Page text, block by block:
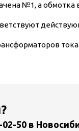
№1, а
02-50 в